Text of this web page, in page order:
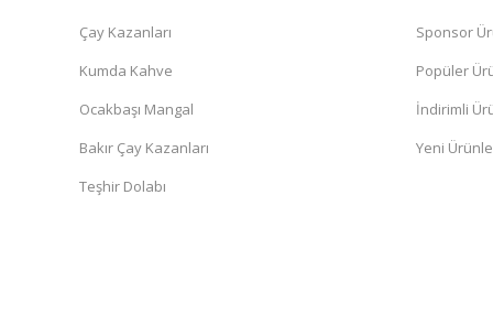
Çay Kazanları
Kumda Kahve
Ocakbaşı Mangal
Bakır Çay Kazanları
Teşhir Dolabı
Sponsor
Popüler
İndirimli
Yeni